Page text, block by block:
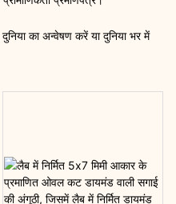
दुनिया का अन्वेषण करें या दुनिया भर में